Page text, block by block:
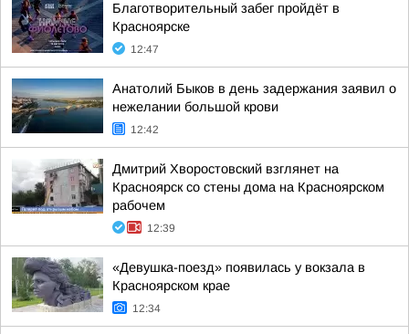
Благотворительный забег пройдёт в
Красноярске
12:47
Анатолий Быков в день задержания заявил о
нежелании большой крови
12:42
Дмитрий Хворостовский взглянет на
Красноярск со стены дома на Красноярском
рабочем
12:39
«Девушка-поезд» появилась у вокзала в
Красноярском крае
12:34